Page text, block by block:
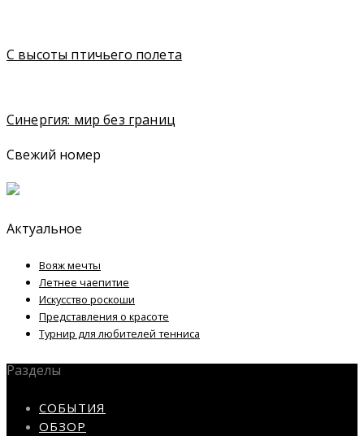
С высоты птичьего полета
Синергия: мир без границ
Свежий номер
Актуальное
Вояж мечты
Летнее чаепитие
Искусство роскоши
Представления о красоте
Турнир для любителей тенниса
Разделы
СОБЫТИЯ
ОБЗОР